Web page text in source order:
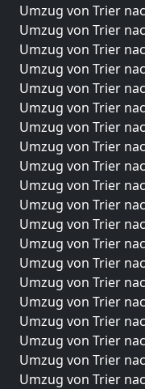
Umzug von Trier
Umzug von Trier
Umzug von Trier
Umzug von Trier
Umzug von Trier
Umzug von Trier
Umzug von Trier
Umzug von Trier
Umzug von Trier
Umzug von Trier
Umzug von Trier
Umzug von Trier
Umzug von Trier
Umzug von Trier
Umzug von Trier
Umzug von Trier
Umzug von Trier
Umzug von Trier
Umzug von Trier
Umzug von Trier